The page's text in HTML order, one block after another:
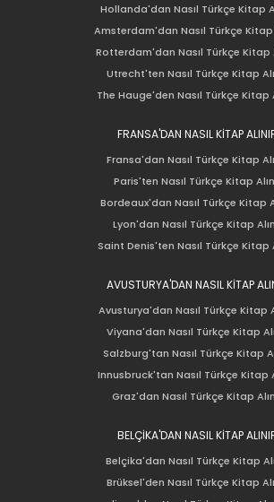
Hollanda'dan Nasıl Türkçe Kitap
Amsterdam'dan Nasıl Türkçe Kitap
Rotterdam'dan Nasıl Türkçe Kitap
Utrecht'ten Nasıl Türkçe Kitap
The Hauge'den Nasıl Türkçe Kitap
FRANSA'DAN NASIL KİTAP
Fransa'dan Nasıl Türkçe Kitap
Paris'ten Nasıl Türkçe Kitap
Bordeaux'dan Nasıl Türkçe Kitap
Lyon'dan Nasıl Türkçe Kitap
Saint Denis'ten Nasıl Türkçe Kitap
AVUSTURYA'DAN NASIL KİTAP
Avusturya'dan Nasıl Türkçe Kitap
Viyana'dan Nasıl Türkçe Kitap
Salzburg'tan Nasıl Türkçe Kitap
Innusbruck'tan Nasıl Türkçe Kitap
Graz'dan Nasıl Türkçe Kitap
BELÇİKA'DAN NASIL KİTAP
Belçika'dan Nasıl Türkçe Kitap
Brüksel'den Nasıl Türkçe Kitap